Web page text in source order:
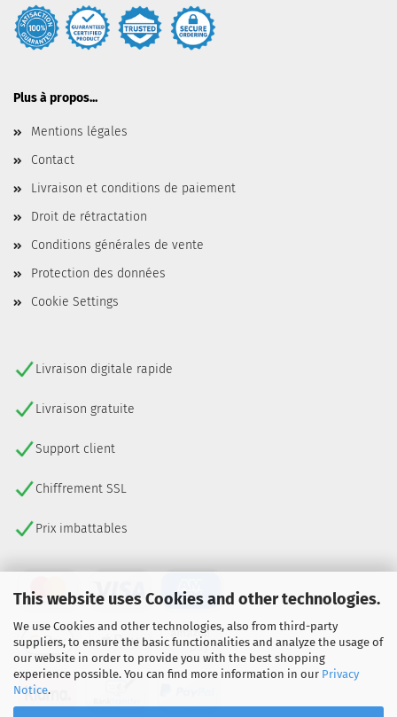
This website uses Cookies and other technologies.
We use Cookies and other technologies, also from third-party
suppliers, to ensure the basic functionalities and analyze the usage of
our website in order to provide you with the best shopping
experience possible. You can find more information in our Privacy
Notice.
Plus à propos...
Mentions légales
Contact
Livraison et conditions de paiement
Droit de rétractation
Conditions générales de vente
Protection des données
Cookie Settings
Livraison digitale rapide
Livraison gratuite
Support client
Chiffrement SSL
Prix imbattables